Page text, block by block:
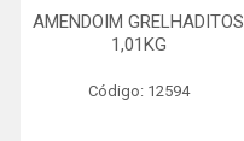
AMENDOIM GRELHADITOS
1,01KG
Código: 12594